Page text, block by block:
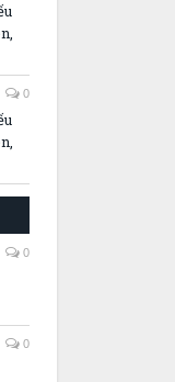
0
0
0